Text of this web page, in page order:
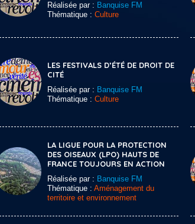
Réalisée par : Banquise FM
Thématique : Culture
LES FESTIVALS D’ÉTÉ DE DROIT DE
CITÉ
Réalisée par : Banquise FM
Thématique : Culture
LA LIGUE POUR LA PROTECTION
DES OISEAUX (LPO) HAUTS DE
FRANCE TOUJOURS EN ACTION
Réalisée par : Banquise FM
Thématique : Aménagement du
territoire et environnement